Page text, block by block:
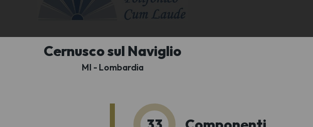
Cernusco sul Naviglio
MI - Lombardia